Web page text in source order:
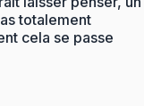
totalement
cela se passe